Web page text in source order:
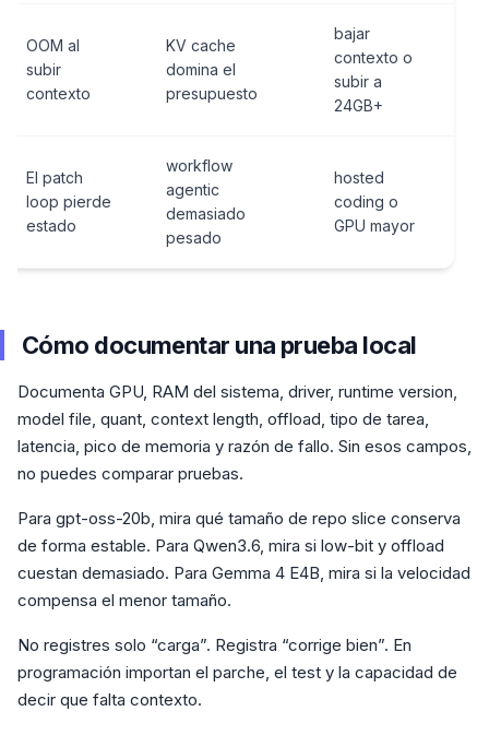
OOM al
subir
contexto
KV cache
domina el
presupuesto
bajar
contexto o
subir a
24GB+
El patch
loop pierde
estado
workflow
agentic
demasiado
pesado
hosted
coding o
GPU mayor
Cómo documentar una prueba local
Documenta GPU, RAM del sistema, driver, runtime version,
model file, quant, context length, offload, tipo de tarea,
latencia, pico de memoria y razón de fallo. Sin esos campos,
no puedes comparar pruebas.
Para gpt-oss-20b, mira qué tamaño de repo slice conserva
de forma estable. Para Qwen3.6, mira si low-bit y offload
cuestan demasiado. Para Gemma 4 E4B, mira si la velocidad
compensa el menor tamaño.
No registres solo “carga”. Registra “corrige bien”. En
programación importan el parche, el test y la capacidad de
decir que falta contexto.